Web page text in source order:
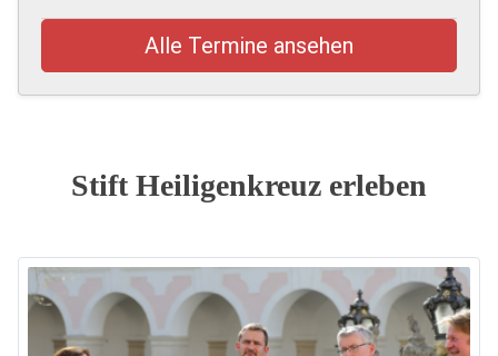
Alle Termine ansehen
Stift Heiligenkreuz erleben